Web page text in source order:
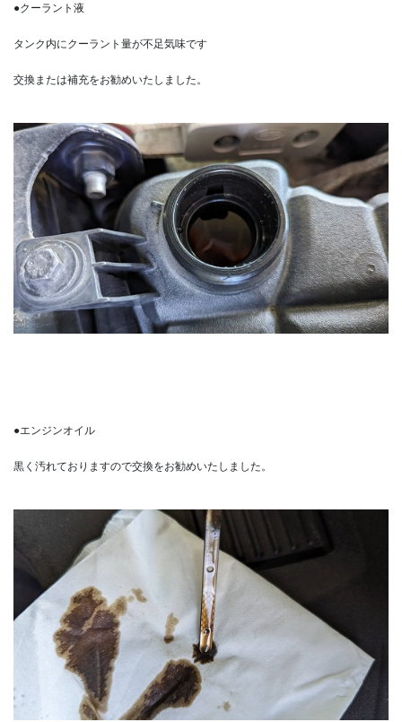
●クーラント液
タンク内にクーラント量が不足気味です
交換または補充をお勧めいたしました。
●エンジンオイル
黒く汚れておりますので交換をお勧めいたしました。